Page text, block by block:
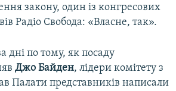
закону, один із конгресових
Радіо Свобода: «Власне, так».
дні по тому, як посаду
Джо Байден, лідери комітету з
Палати представників написали